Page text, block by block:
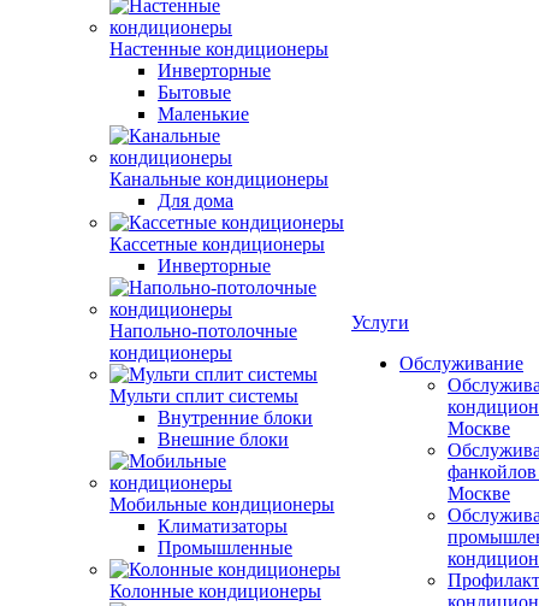
Настенные кондиционеры
Инверторные
Бытовые
Маленькие
Канальные кондиционеры
Для дома
Кассетные кондиционеры
Инверторные
Напольно-потолочные
кондиционеры
Мульти сплит системы
Внутренние блоки
Внешние блоки
Мобильные кондиционеры
Климатизаторы
Промышленные
Колонные кондиционеры
Услуги
Обслуживание
Москве
Москве